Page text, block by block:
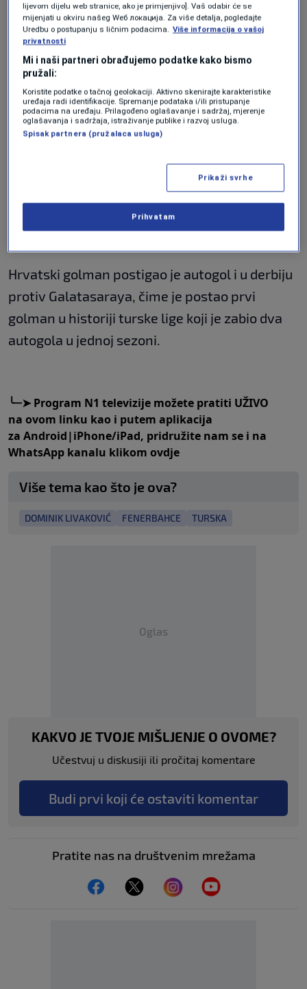
već u 7. minuti golom Ramazana Civeleka.
Međutim, na pauzu se otišlo izjednačenjem, jer
je u 36. minuti Brazilac Talisca postigao gol za
1:1.
Početkom drugog poluvremena, gosti su
ponovo poveli. Nakon ubačaja s desne strane,
napadač Kayserispora je glavom pogodio
prečku, a lopta se nesretno odbila od nogu
Dominika Livakovića i završila u njegovoj
mreži.
Hrvatski golman postigao je autogol i u derbiju
protiv Galatasaraya, čime je postao prvi
golman u historiji turske lige koji je zabio dva
autogola u jednoj sezoni.
╰┈➤Program N1 televizije možete pratiti UŽIVO
na ovom linku kao i putem aplikacija
za Android|iPhone/iPad, pridružite nam se i na
WhatsApp kanalu klikom ovdje
Više tema kao što je ova?
DOMINIK LIVAKOVIĆ FENERBAHCE TURSKA
Oglas
KAKVO JE TVOJE MIŠLJENJE O OVOME?
Učestvuj u diskusiji ili pročitaj komentare
Budi prvi koji će ostaviti komentar
Pratite nas na društvenim mrežama
lijevom dijelu web stranice, ako je primjenjivo]. Vaš odabir će se
mijenjati u okviru našeg Wеб локација. Za više detalja, pogledajte
Uredbu o postupanju s ličnim podacima. Više informacija o vašoj
privatnosti
Mi i naši partneri obrađujemo podatke kako bismo
pružali:
Koristite podatke o tačnoj geolokaciji. Aktivno skenirajte karakteristike
uređaja radi identifikacije. Spremanje podataka i/ili pristupanje
podacima na uređaju. Prilagođeno oglašavanje i sadržaj, mjerenje
oglašavanja i sadržaja, istraživanje publike i razvoj usluga.
Spisak partnera (pružalaca usluga)
Prikaži svrhe
Prihvatam